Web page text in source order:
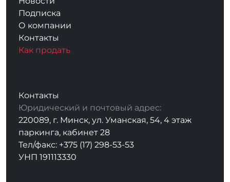
Подписка
О компании
Контакты
Как продать
Контакты
Юридический и почтовый адрес:
220089, г. Минск, ул. Уманская, 54, 4 этаж
паркинга, кабинет 28
Тел/факс: +375 (17) 298-53-53
УНП 191113330